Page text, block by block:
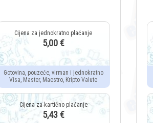
5,00 €
Gotovina, pouzeće, virman i jednokratno
Visa, Master, Maestro, Kripto Valute
5,43 €